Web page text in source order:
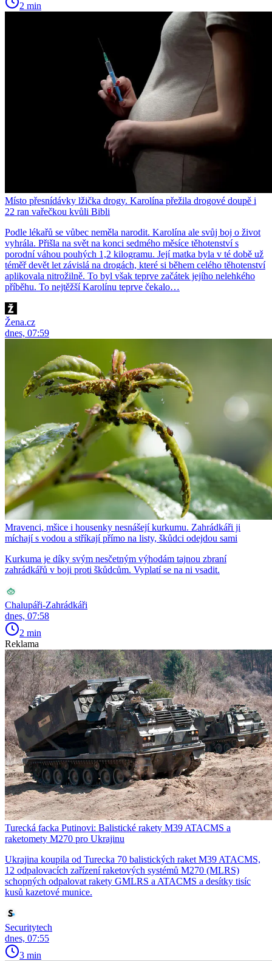
2 min
Místo přesnídávky lžička drogy. Karolína přežila drogové doupě i
22 ran vařečkou kvůli Bibli
Podle lékařů se vůbec neměla narodit. Karolína ale svůj boj o život
vyhrála. Přišla na svět na konci sedmého měsíce těhotenství s
porodní váhou pouhých 1,2 kilogramu. Její matka byla v té době už
téměř devět let závislá na drogách, které si během celého těhotenství
aplikovala nitrožilně. To byl však teprve začátek jejího nelehkého
příběhu. To nejtěžší Karolínu teprve čekalo…
Žena.cz
dnes, 07:59
Mravenci, mšice i housenky nesnášejí kurkumu. Zahrádkáři ji
míchají s vodou a stříkají přímo na listy, škůdci odejdou sami
Kurkuma je díky svým nesčetným výhodám tajnou zbraní
zahrádkářů v boji proti škůdcům. Vyplatí se na ni vsadit.
Chalupáři-Zahrádkáři
dnes, 07:58
2 min
Reklama
Turecká facka Putinovi: Balistické rakety M39 ATACMS a
raketomety M270 pro Ukrajinu
Ukrajina koupila od Turecka 70 balistických raket M39 ATACMS,
12 odpalovacích zařízení raketových systémů M270 (MLRS)
schopných odpalovat rakety GMLRS a ATACMS a desítky tisíc
kusů kazetové munice.
Securitytech
dnes, 07:55
3 min